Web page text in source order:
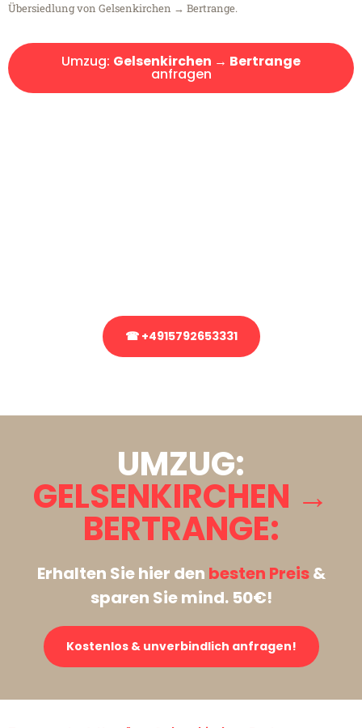
Übersiedlung von Gelsenkirchen → Bertrange.
Umzug: Gelsenkirchen → Bertrange
anfragen
☎ +4915792653331
UMZUG:
GELSENKIRCHEN →
BERTRANGE:
Erhalten Sie hier den besten Preis&
sparen Sie mind. 50€!
Kostenlos & unverbindlich anfragen!